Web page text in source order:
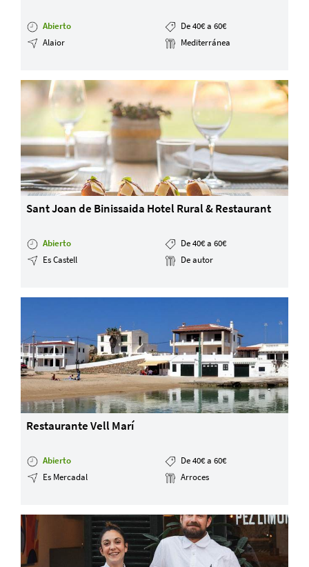
Abierto
De 40€ a 60€
Alaior
Mediterránea
Sant Joan de Binissaida Hotel Rural & Restaurant
Abierto
De 40€ a 60€
Es Castell
De autor
Restaurante Vell Marí
Abierto
De 40€ a 60€
Es Mercadal
Arroces